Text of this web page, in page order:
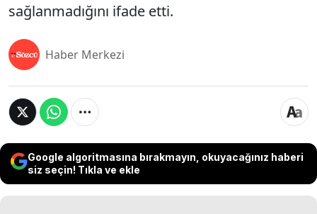
sağlanmadığını ifade etti.
Haber Merkezi
Google algoritmasına bırakmayın, okuyacağınız haberi
siz seçin! Tıkla ve ekle